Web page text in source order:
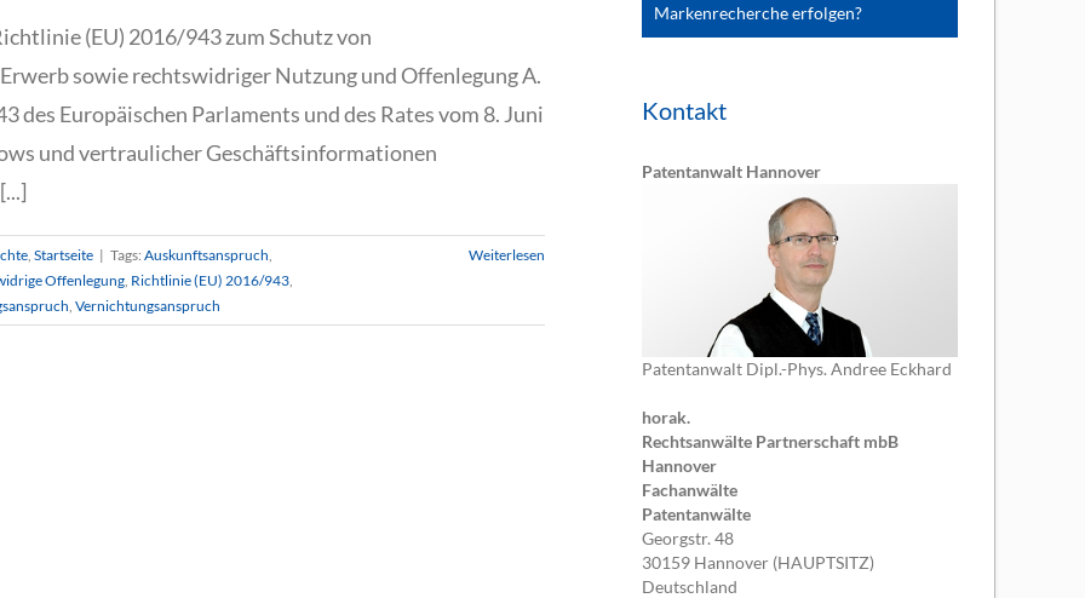
(EU) 2016/943 zum Schutz von
sowie rechtswidriger Nutzung und Offenlegung A.
des Europäischen Parlaments und des Rates vom 8. Juni
und vertraulicher Geschäftsinformationen
, Startseite | Tags: Auskunftsanspruch,
Offenlegung, Richtlinie (EU) 2016/943,
, Vernichtungsanspruch
Weiterlesen
Markenrecherche erfolgen?
Kontakt
Patentanwalt Hannover
Patentanwalt Dipl.-Phys. Andree Eckhard
horak.
Rechtsanwälte Partnerschaft mbB
Hannover
Fachanwälte
Patentanwälte
Georgstr. 48
30159 Hannover (HAUPTSITZ)
Deutschland